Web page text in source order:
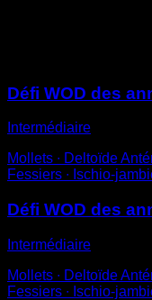
Défi WOD des
Intermédiaire
Mollets ∙ Deltoïde
Fessiers ∙ Ischio-
Défi WOD des
Intermédiaire
Mollets ∙ Deltoïde
Fessiers ∙ Ischio-